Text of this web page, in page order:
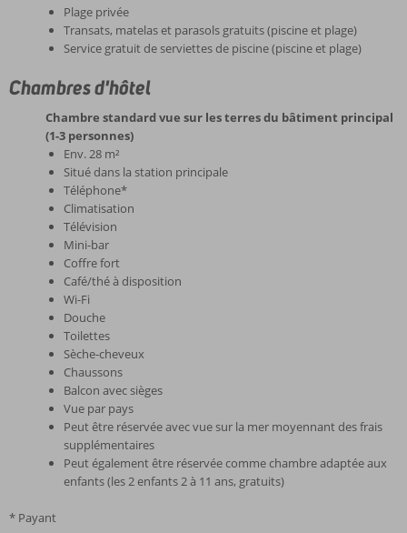
Plage privée
Transats, matelas et parasols gratuits (piscine et plage)
Service gratuit de serviettes de piscine (piscine et plage)
Chambres d'hôtel
Chambre standard vue sur les terres du bâtiment principal
(1-3 personnes)
Env. 28 m²
Situé dans la station principale
Téléphone*
Climatisation
Télévision
Mini-bar
Coffre fort
Café/thé à disposition
Wi-Fi
Douche
Toilettes
Sèche-cheveux
Chaussons
Balcon avec sièges
Vue par pays
Peut être réservée avec vue sur la mer moyennant des frais
supplémentaires
Peut également être réservée comme chambre adaptée aux
enfants (les 2 enfants 2 à 11 ans, gratuits)
* Payant